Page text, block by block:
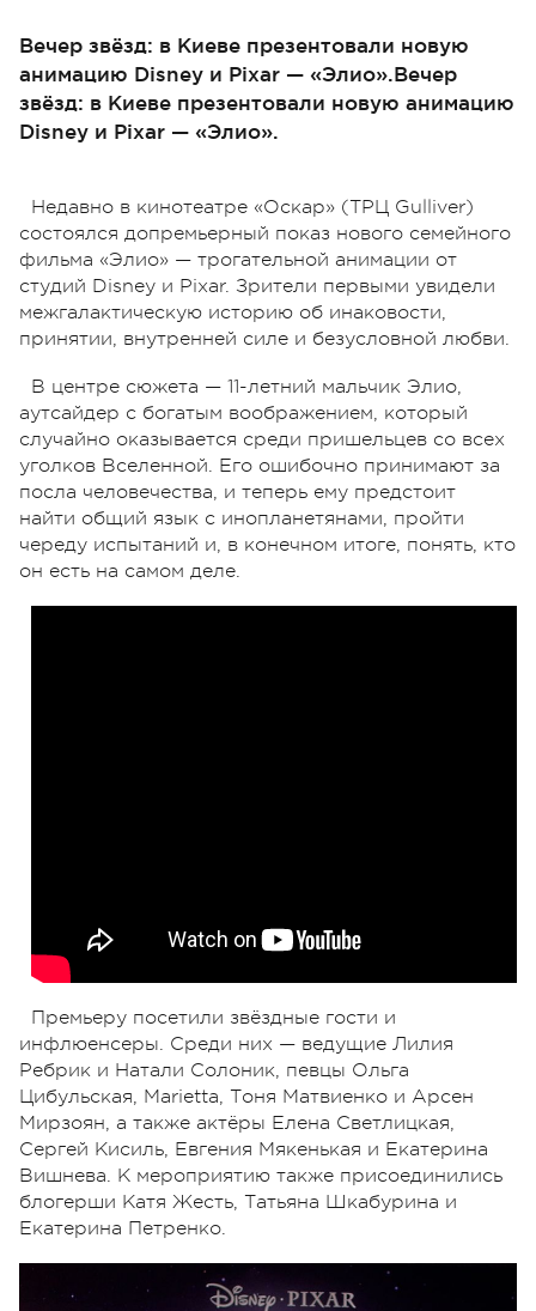
Вечер звёзд: в Киеве презентовали новую
анимацию Disney и Pixar — «Элио».Вечер
звёзд: в Киеве презентовали новую анимацию
Disney и Pixar — «Элио».
Недавно в кинотеатре «Оскар» (ТРЦ Gulliver)
состоялся допремьерный показ нового семейного
фильма «Элио» — трогательной анимации от
студий Disney и Pixar. Зрители первыми увидели
межгалактическую историю об инаковости,
принятии, внутренней силе и безусловной любви.
В центре сюжета — 11-летний мальчик Элио,
аутсайдер с богатым воображением, который
случайно оказывается среди пришельцев со всех
уголков Вселенной. Его ошибочно принимают за
посла человечества, и теперь ему предстоит
найти общий язык с инопланетянами, пройти
череду испытаний и, в конечном итоге, понять, кто
он есть на самом деле.
Премьеру посетили звёздные гости и
инфлюенсеры. Среди них — ведущие Лилия
Ребрик и Натали Солоник, певцы Ольга
Цибульская, Marietta, Тоня Матвиенко и Арсен
Мирзоян, а также актёры Елена Светлицкая,
Сергей Кисиль, Евгения Мякенькая и Екатерина
Вишнева. К мероприятию также присоединились
блогерши Катя Жесть, Татьяна Шкабурина и
Екатерина Петренко.